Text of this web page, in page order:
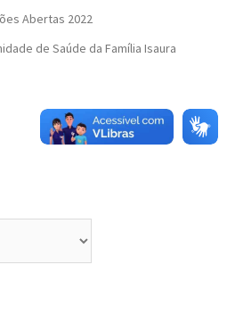
Abertas 2022
de Saúde da Família Isaura